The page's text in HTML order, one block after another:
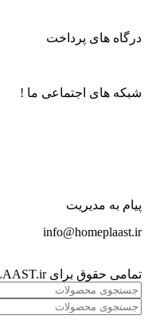
درگاه های پرداخت
شبکه های اجتماعی ما !
پیام به مدیریت
info@homeplaast.ir
تمامی حقوق برای HOMEPLAAST.ir محفوظ است.